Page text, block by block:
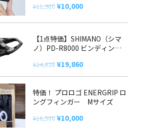
¥11,900元
格
は
で
た。
¥10,000現
価
格
す。
【1点特価】SHIMANO（シマ
ノ）PD-R8000 ビンディング
¥24,828元
の
格
は
¥24,828
¥19,860現
在
価
格
は
特価！ プロロゴ ENERGRIP ロ
ングフィンガー Mサイズ
¥16,500元
¥10,000現